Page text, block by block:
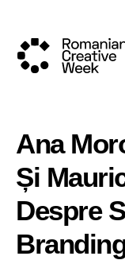
Ana
Și
Despre